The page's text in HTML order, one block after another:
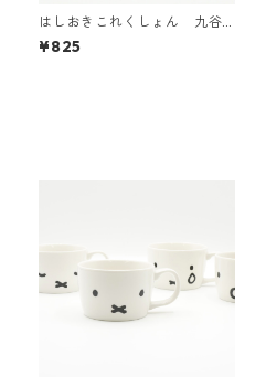
はしおきこれくしょん 九谷
焼【日本製】
¥825